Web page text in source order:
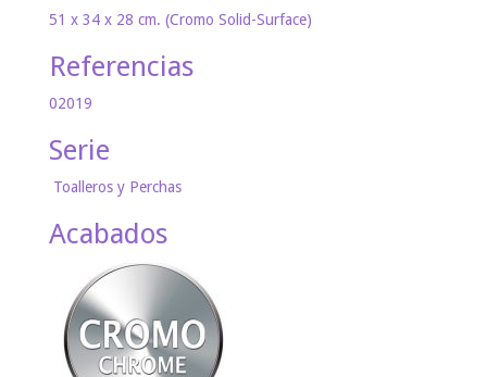
51 x 34 x 28 cm. (Cromo Solid-Surface)
Referencias
02019
Serie
Toalleros y Perchas
Acabados